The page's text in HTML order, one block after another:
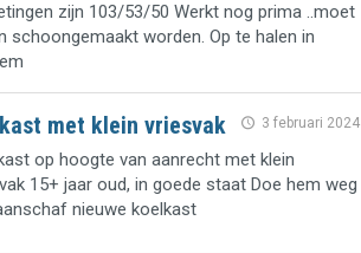
zijn 103/53/50 Werkt nog prima ..moet
schoongemaakt worden. Op te halen in
3 februari 2024
met klein vriesvak
op hoogte van aanrecht met klein
15+ jaar oud, in goede staat Doe hem weg
nieuwe koelkast